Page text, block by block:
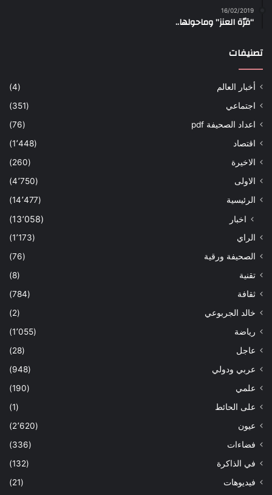
16/02/2019
“قرّة العنز” وماحولها..
تصنيفات
أخبار العالم
(4)
اجتماعي
(351)
اعداد الصحيفة pdf
(76)
اقتصاد
(1٬448)
الاخيرة
(260)
الاولى
(4٬750)
الرئيسية
(14٬477)
اخبار (13٬058)
الراي
(1٬173)
الصحيفة ورقية
(76)
تقنية
(8)
ثقافة
(784)
خالد الجربوعي
(2)
رياضة
(1٬055)
عاجل
(28)
عربي ودولي
(948)
علمي
(190)
على الحائط
(1)
عيون
(2٬620)
فضاءات
(336)
في الذاكرة
(132)
فيديوهات
(21)